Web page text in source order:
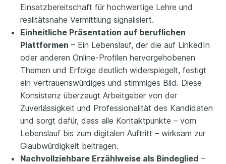
Einsatzbereitschaft für hochwertige Lehre und
realitätsnahe Vermittlung signalisiert.
Einheitliche Präsentation auf beruflichen
Plattformen – Ein Lebenslauf, der die auf LinkedIn
oder anderen Online-Profilen hervorgehobenen
Themen und Erfolge deutlich widerspiegelt, festigt
ein vertrauenswürdiges und stimmiges Bild. Diese
Konsistenz überzeugt Arbeitgeber von der
Zuverlässigkeit und Professionalität des Kandidaten
und sorgt dafür, dass alle Kontaktpunkte – vom
Lebenslauf bis zum digitalen Auftritt – wirksam zur
Glaubwürdigkeit beitragen.
Nachvollziehbare Erzählweise als Bindeglied –